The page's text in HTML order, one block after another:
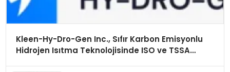
Kleen-Hy-Dro-Gen Inc., Sıfır Karbon Emisyonlu
Hidrojen Isıtma Teknolojisinde ISO ve TSSA